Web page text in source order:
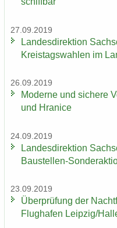
27.09.2019
Lan­des­di­rek­ti­on
Kreis­tags­wah­len im
26.09.2019
Mo­der­ne und si­che­re
und Hra­nice
24.09.2019
Lan­des­di­rek­ti­on
Baustellen-​
23.09.2019
Über­prü­fung der
Flug­ha­fen Leip­zig/